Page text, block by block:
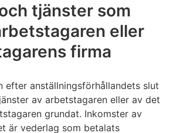
tjänster som
eller
firma
efter anställningsförhållandets slut
av arbetstagaren eller av det
grundat. Inkomster av
är vederlag som betalats